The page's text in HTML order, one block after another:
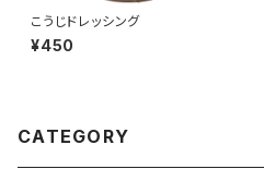
こうじドレッシング
¥450
CATEGORY